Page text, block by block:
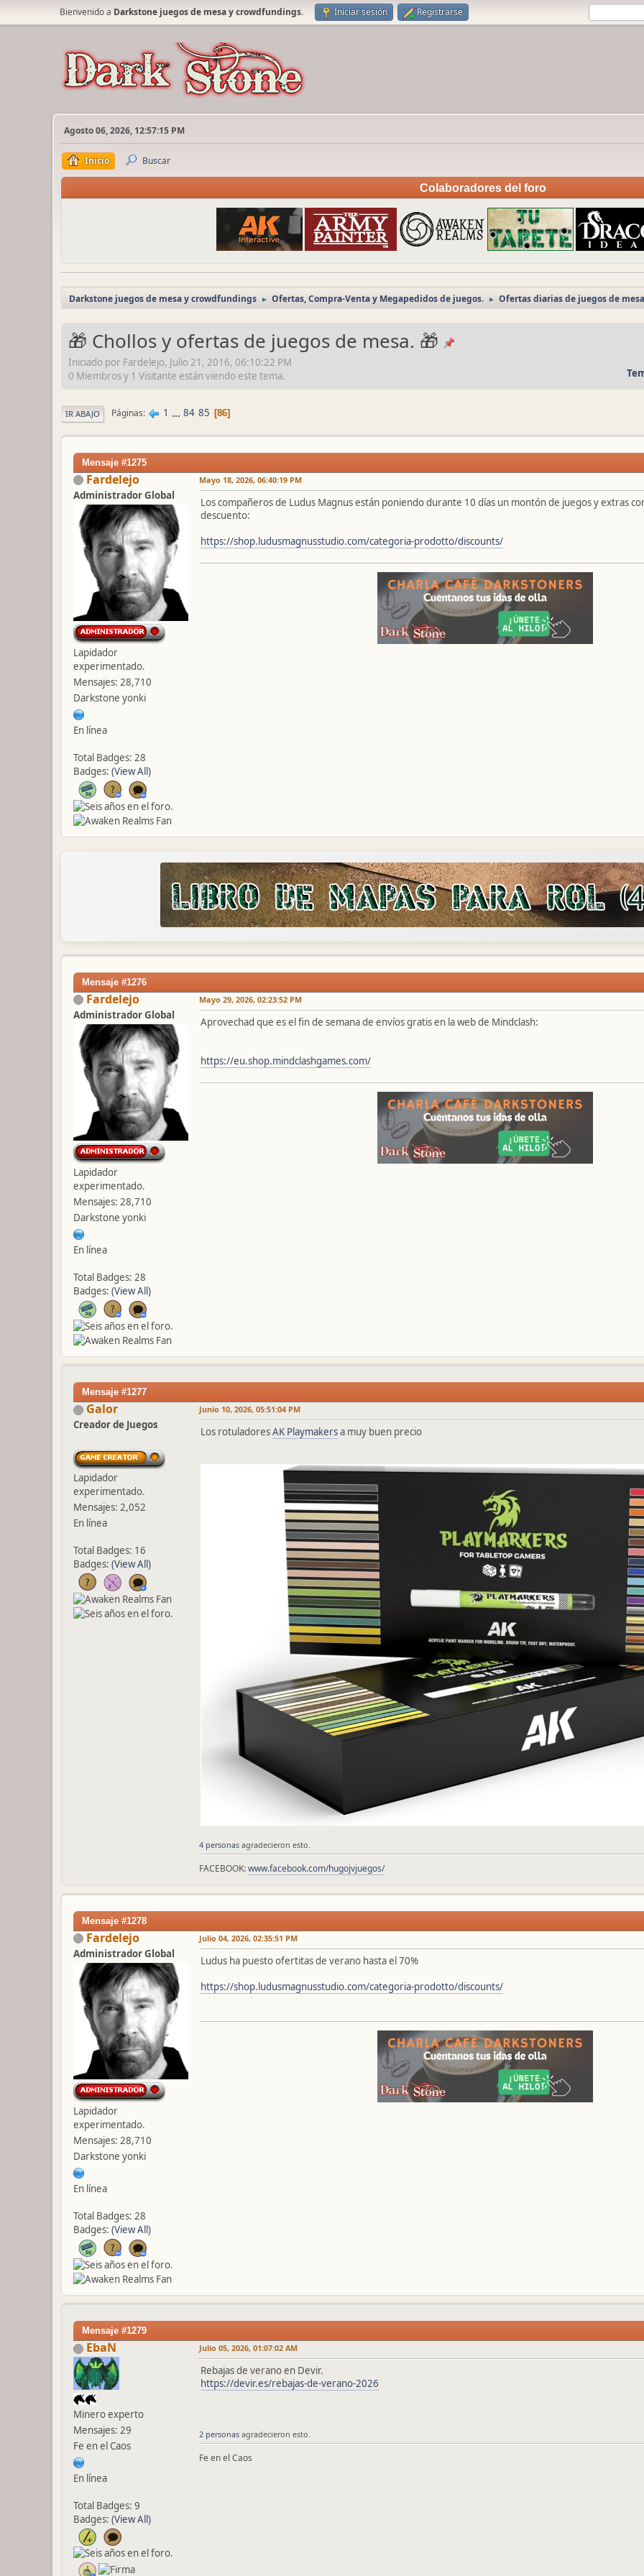
Bienvenido a Darkstone juegos de mesa y crowdfundings. Iniciar sesión Registrarse
Agosto 06, 2026, 12:57:15 PM
Inicio Buscar
Colaboradores del foro
Darkstone juegos de mesa y crowdfundings ► Ofertas, Compra-Venta y Megapedidos de juegos. ► Ofertas diarias de juegos de
🎁 Chollos y ofertas de juegos de mesa. 🎁
Iniciado por Fardelejo, Julio 21, 2016, 06:10:22 PM
0 Miembros y 1 Visitante están viendo este tema.
IR ABAJO Páginas 1 ... 84 85 86
Mensaje #1275
Fardelejo
Administrador Global
Lapidador
experimentado.
Mensajes: 28,710
Darkstone yonki
En línea
Total Badges: 28
Badges: (View All)
Mayo 18, 2026, 06:40:19 PM
Los compañeros de Ludus Magnus están poniendo durante 10 días un montón de juegos y extras
descuento:
https://shop.ludusmagnusstudio.com/categoria-prodotto/discounts/
Mensaje #1276
Fardelejo
Administrador Global
Lapidador
experimentado.
Mensajes: 28,710
Darkstone yonki
En línea
Total Badges: 28
Badges: (View All)
Mayo 29, 2026, 02:23:52 PM
Aprovechad que es el fin de semana de envíos gratis en la web de Mindclash:
https://eu.shop.mindclashgames.com/
Mensaje #1277
Galor
Creador de Juegos
Lapidador
experimentado.
Mensajes: 2,052
En línea
Total Badges: 16
Badges: (View All)
Junio 10, 2026, 05:51:04 PM
Los rotuladoresAK Playmakersa muy buen precio
4 personas agradecieron esto.
FACEBOOK:www.facebook.com/hugojvjuegos/
Mensaje #1278
Fardelejo
Administrador Global
Lapidador
experimentado.
Mensajes: 28,710
Darkstone yonki
En línea
Total Badges: 28
Badges: (View All)
Julio 04, 2026, 02:35:51 PM
Ludus ha puesto ofertitas de verano hasta el 70%
https://shop.ludusmagnusstudio.com/categoria-prodotto/discounts/
Mensaje #1279
EbaN
Minero experto
Mensajes: 29
Fe en el Caos
En línea
Total Badges: 9
Badges: (View All)
Julio 05, 2026, 01:07:02 AM
Rebajas de verano en Devir.
https://devir.es/rebajas-de-verano-2026
2 personas agradecieron esto.
Fe en el Caos